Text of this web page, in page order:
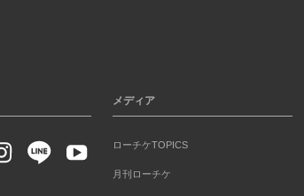
メディア
ローチケTOPICS
月刊ローチケ